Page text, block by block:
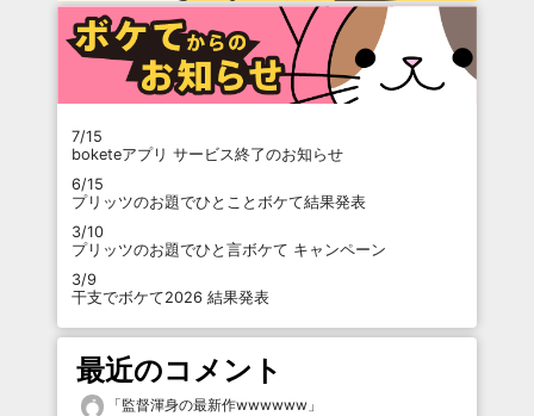
7/15
boketeアプリ サービス終了のお知らせ
6/15
プリッツのお題でひとことボケて結果発表
3/10
プリッツのお題でひと言ボケて キャンペーン
3/9
干支でボケて2026 結果発表
最近のコメント
「監督渾身の最新作wwwwww 」